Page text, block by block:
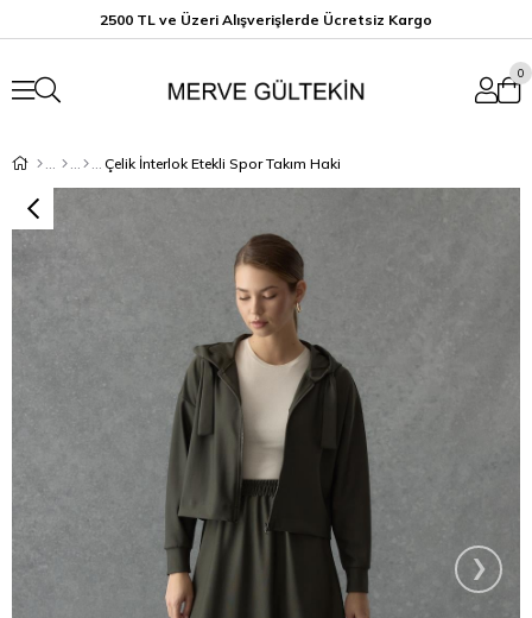
2500 TL ve Üzeri Alışverişlerde Ücretsiz Kargo
0
Çelik İnterlok Etekli Spor Takım Haki
›